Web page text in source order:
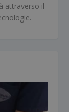
attraverso il